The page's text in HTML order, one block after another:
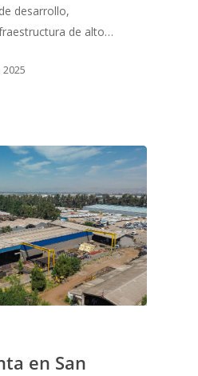
desarrollo,
de alto…
en San